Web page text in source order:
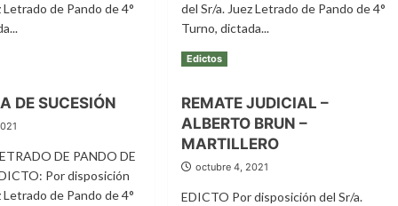
Letrado de Pando de 4°
del Sr/a. Juez Letrado de Pando de 4°
Turno, dictada...
Leer másLeer
APERTURA
DE
SUCESIÓN
DE SUCESIÓN
DE PANDO DE
Por disposición
Letrado de Pando de 4°
Edictos
REMATE JUDICIAL –
ALBERTO BRUN –
MARTILLERO
octubre 4, 2021
EDICTO Por disposición del Sr/a.